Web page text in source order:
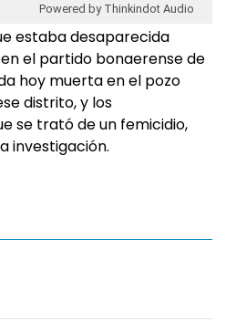
Powered by Thinkindot Audio
estaba desaparecida
el partido bonaerense de
hoy muerta en el pozo
distrito, y los
se trató de un femicidio,
investigación.